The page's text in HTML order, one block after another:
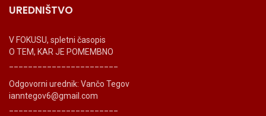
UREDNIŠTVO
V FOKUSU, spletni časopis
O TEM, KAR JE POMEMBNO
Odgovorni urednik: Vančo Tegov
ianntegov6@gmail.com